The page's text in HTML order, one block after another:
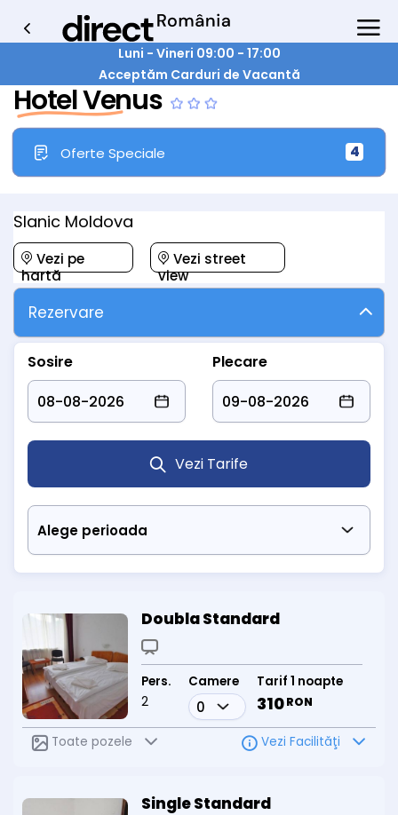
Luni - Vineri 09:00 - 17:00
Acceptăm Carduri de Vacantă
Hotel Venus
Oferte Speciale 4
Slanic Moldova
Vezi pe
hartă
Vezi street
view
Rezervare
Sosire Plecare
Vezi Tarife
Doubla Standard
Pers.
2
Camere Tarif 1 noapte
310RON
Toate pozele Vezi Facilităţi
Single Standard